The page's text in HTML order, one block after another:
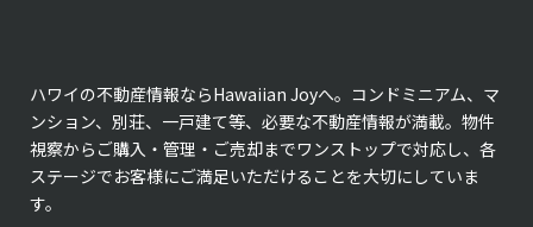
ハワイの不動産情報ならHawaiian Joyへ。コンドミニアム、マ
ンション、別荘、一戸建て等、必要な不動産情報が満載。物件
視察からご購入・管理・ご売却までワンストップで対応し、各
ステージでお客様にご満足いただけることを大切にしていま
す。